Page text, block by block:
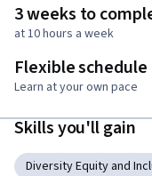
3 weeks to
at 10 hours a week
Flexible schedule
Learn at your own pace
Skills you'll gain
Diversity Equity and